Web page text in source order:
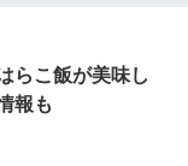
らこ飯が美味し
報も